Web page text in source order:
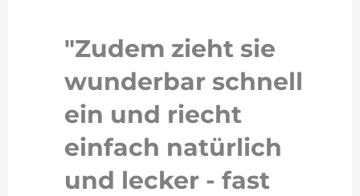
"Zudem zieht sie
wunderbar schnell
ein und riecht
einfach natürlich
und lecker - fast